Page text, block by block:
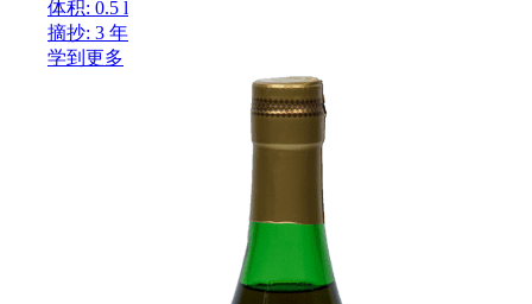
体积: 0.5 l
摘抄: 3 年
学到更多